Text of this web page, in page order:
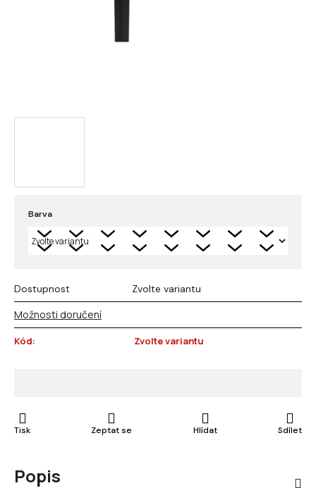
Barva
Dostupnost Zvolte variantu
Možnosti doručení
Kód: Zvolte variantu
Tisk Zeptat se Hlídat Sdílet
Popis